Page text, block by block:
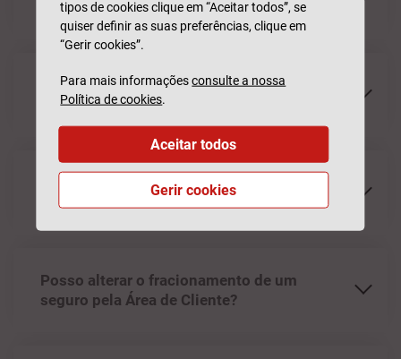
na Área de Cliente?
Posso alterar os dados ou coberturas dos
meus seguros na Área de Cliente?
Posso pagar os meus seguros na Área de
Cliente?
Posso alterar o fracionamento de um
seguro pela Área de Cliente?
tipos de cookies clique em “Aceitar todos”, se
quiser definir as suas preferências, clique em
“Gerir cookies”.
Para mais informaçõesconsulte a nossa
Política de cookies.
Gerir cookies
Aceitar todos